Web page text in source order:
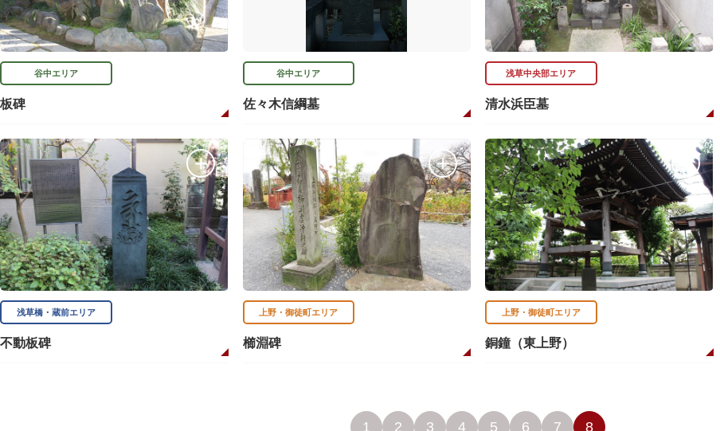
谷中エリア
板碑
谷中エリア
佐々木信綱墓
浅草中央部エリア
清水浜臣墓
浅草橋・蔵前エリア
不動板碑
上野・御徒町エリア
櫛淵碑
上野・御徒町エリア
銅鐘（東上野）
1 2 3 4 5 6 7 8